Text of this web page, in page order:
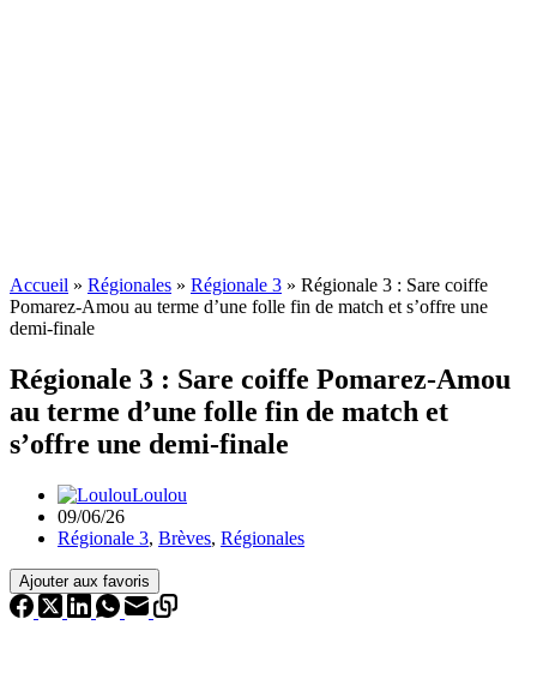
Accueil » Régionales » Régionale 3 » Régionale 3 : Sare coiffe
Pomarez-Amou au terme d’une folle fin de match et s’offre une
demi-finale
Régionale 3 : Sare coiffe Pomarez-Amou
au terme d’une folle fin de match et
s’offre une demi-finale
Loulou
09/06/26
Régionale 3, Brèves, Régionales
Ajouter aux favoris